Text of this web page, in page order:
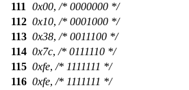
111
0x00, /* 0000000 */
112 0x10, /* 0001000 */
113 0x38, /* 0011100 */
114 0x7c, /* 0111110 */
115 0xfe, /* 1111111 */
116 0xfe, /* 1111111 */